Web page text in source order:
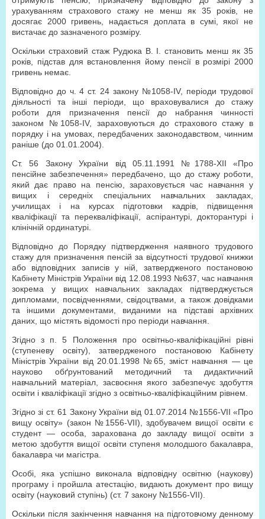
урахуванням страхового стажу не менш як 35 років, не
досягає 2000 гривень, надається доплата в сумі, якої не
вистачає до зазначеного розміру.
Оскільки страховий стаж Рудюка В. І. становить менш як 35
років, підстав для встановлення йому пенсії в розмірі 2000
гривень немає.
Відповідно до ч. 4 ст. 24 закону №1058-IV, періоди трудової
діяльності та інші періоди, що враховувалися до стажу
роботи для призначення пенсії до набрання чинності
законом №1058-IV, зараховуються до страхового стажу в
порядку і на умовах, передбачених законодавством, чинним
раніше (до 01.01.2004).
Ст. 56 Закону України від 05.11.1991 №1788-ХІІ «Про
пенсійне забезпечення» передбачено, що до стажу роботи,
який дає право на пенсію, зараховується час навчання у
вищих і середніх спеціальних навчальних закладах,
училищах і на курсах підготовки кадрів, підвищення
кваліфікації та перекваліфікації, аспірантурі, докторантурі і
клінічній ординатурі.
Відповідно до Порядку підтвердження наявного трудового
стажу для призначення пенсій за відсутності трудової книжки
або відповідних записів у ній, затвердженого постановою
Кабінету Міністрів України від 12.08.1993 №637, час навчання
зокрема у вищих навчальних закладах підтверджується
дипломами, посвідченнями, свідоцтвами, а також довідками
та іншими документами, виданими на підставі архівних
даних, що містять відомості про періоди навчання.
Згідно з п. 5 Положення про освітньо-кваліфікаційні рівні
(ступеневу освіту), затвердженого постановою Кабінету
Міністрів України від 20.01.1998 №65, зміст навчання — це
науково обґрунтований методичний та дидактичний
навчальний матеріал, засвоєння якого забезпечує здобуття
освіти і кваліфікації згідно з освітньо-кваліфікаційним рівнем.
Згідно зі ст. 61 Закону України від 01.07.2014 №1556-VII «Про
вищу освіту» (закон №1556-VII), здобувачем вищої освіти є
студент — особа, зарахована до закладу вищої освіти з
метою здобуття вищої освіти ступеня молодшого бакалавра,
бакалавра чи магістра.
Особі, яка успішно виконала відповідну освітню (наукову)
програму і пройшла атестацію, видають документ про вищу
освіту (науковий ступінь) (ст. 7 закону №1556-VII).
Оскільки після закінчення навчання на підготовчому денному